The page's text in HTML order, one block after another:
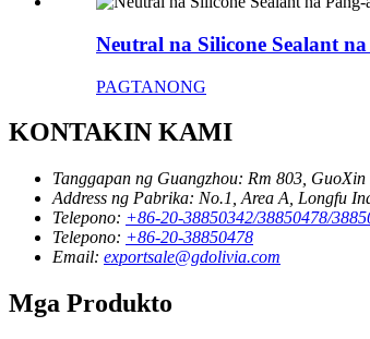
Neutral na Silicone Sealant
PAGTANONG
KONTAKIN KAMI
Tanggapan ng Guangzhou: Rm 803,
Address ng Pabrika: No.1, Area A, Longfu
Telepono: +86-20-38850342/38850478/
Telepono: +86-20-38850478
Email: exportsale@gdolivia.com
Mga Produkto